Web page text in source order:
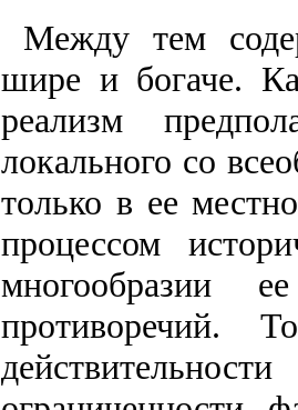
Между тем
шире и богаче.
реализм
локального со
только в ее
процессом
многообразии
противоречий.